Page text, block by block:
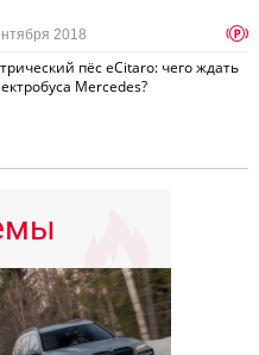
пёс eCitaro: чего ждать
Mercedes?
2018 p